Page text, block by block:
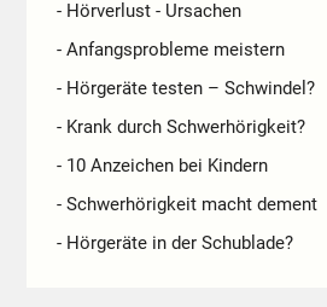
- Hörverlust - Ursachen
- Anfangsprobleme meistern
- Hörgeräte testen – Schwindel?
- Krank durch Schwerhörigkeit?
- 10 Anzeichen bei Kindern
- Schwerhörigkeit macht dement
- Hörgeräte in der Schublade?